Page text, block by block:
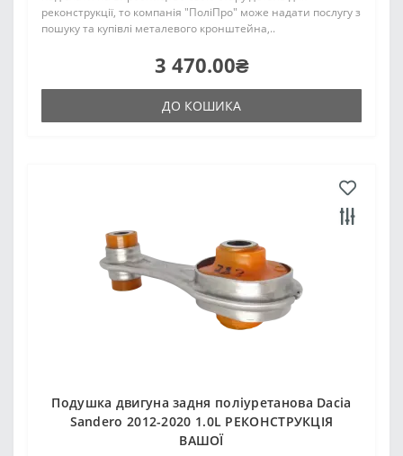
реконструкції, то компанія "ПоліПро" може надати послугу з
пошуку та купівлі металевого кронштейна,..
3 470.00₴
ДО КОШИКА
Подушка двигуна задня поліуретанова Dacia
Sandero 2012-2020 1.0L РЕКОНСТРУКЦІЯ
ВАШОЇ